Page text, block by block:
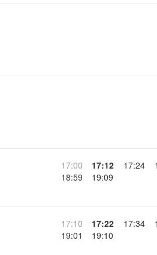
17:00 17:12 17:24
18:59
19:09
17:10 17:22 17:34
19:01
19:10